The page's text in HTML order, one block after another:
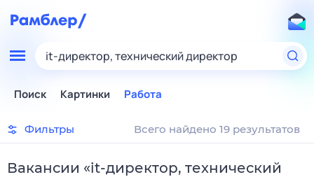
it-директор, технический директор
Поиск Картинки Работа
Фильтры Всего найдено 19 результатов
Вакансии «it-директор, технический